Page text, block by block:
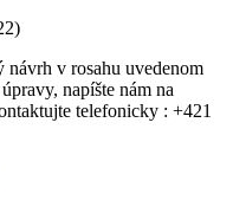
v rosahu uvedenom
napíšte nám na
telefonicky : +421